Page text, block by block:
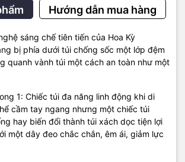
Hướng dẫn mua hàng
sáng chế tiên tiến của Hoa Kỳ
bị phía dưới túi chống sốc một lớp đệm
quanh vành túi một cách an toàn như một
1: Chiếc túi đa năng linh động khi di
cầm tay ngang nhưng một chiếc túi
hay biến đổi thành túi xách dọc tiện lợi
một dây đeo chắc chắn, êm ái, giảm lực